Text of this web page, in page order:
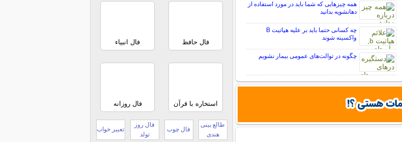
همه چیزهایی که شما باید در مورد استفاده از
دهانشویه بدانید
چه کسانی حتما باید بر علیه هپاتیت B
واکسینه شوند
چگونه در توالت‌های عمومی بیمار نشویم
فال حافظ فال انبیاء
استخاره با قرآن فال روزانه
طالع بینی
هندی
فال چوب
فال روز
تولد
تعبیر خواب